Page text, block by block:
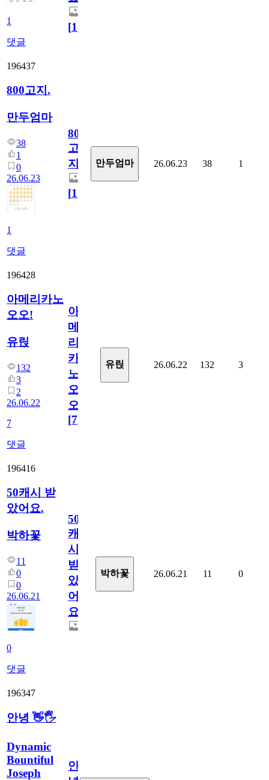
1
댓글
[1]
196437
800고지.
만두엄마
38
1
0
26.06.23
1
댓글
800
고
지.
[1]
만두엄마 26.06.23 38 1
196428
아메리카노
오오!
유릱
132
3
2
26.06.22
7
댓글
아
메
리
카
노
오
오!
[7]
유릱 26.06.22 132 3
196416
50캐시 받
았어요.
박하꽃
11
0
0
26.06.21
0
댓글
50
캐
시
받
았
어
요.
박하꽃 26.06.21 11 0
196347
안녕 👋🖐
Dynamic
Bountiful
Joseph
안